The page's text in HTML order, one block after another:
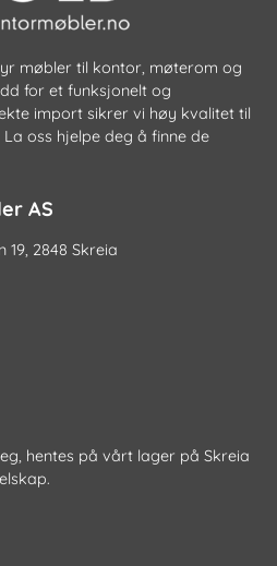
møbler til kontor, møterom og
for et funksjonelt og
import sikrer vi høy kvalitet til
oss hjelpe deg å finne de
AS
2848 Skreia
hentes på vårt lager på Skreia